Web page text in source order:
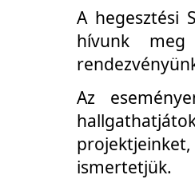
A hegesztési
hívunk
Az
ismertetjük.